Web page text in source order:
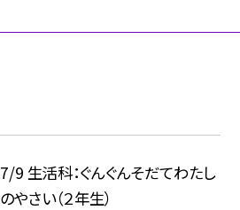
7/9 生活科：ぐんぐんそだてわたし
のやさい（２年生）